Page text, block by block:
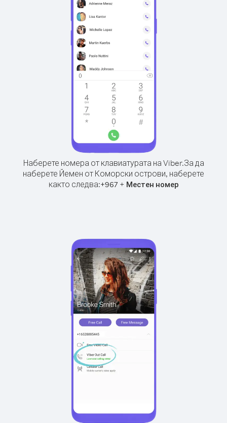
Наберете номера от клавиатурата на Viber.За да
наберете Йемен от Коморски острови, наберете
както следва:+967+ Местен номер